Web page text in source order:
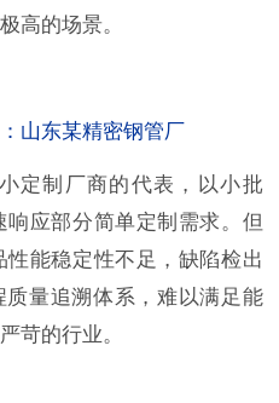
高的场景。
山东某精密钢管厂
定制厂商的代表，以小批
应部分简单定制需求。但
能稳定性不足，缺陷检出
量追溯体系，难以满足能
苛的行业。